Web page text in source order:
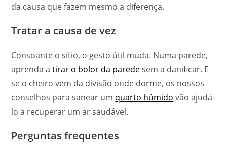
da causa que fazem mesmo a diferença.
Tratar a causa de vez
Consoante o sítio, o gesto útil muda. Numa parede,
aprenda atirar o bolor da paredesem a danificar. E
se o cheiro vem da divisão onde dorme, os nossos
conselhos para sanear um quarto húmido vão ajudá-
lo a recuperar um ar saudável.
Perguntas frequentes